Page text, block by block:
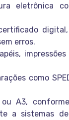
eletrônica
erros.
como
A3,
a sistemas